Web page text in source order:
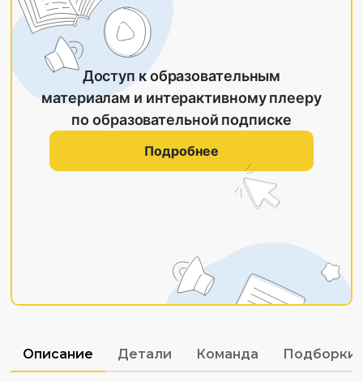
Доступ к образовательным
материалам и интерактивному плееру
по образовательной подписке
Подробнее
Описание Детали Команда Подборки